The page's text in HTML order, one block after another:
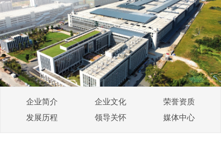
企业简介 企业文化
荣誉资质
发展历程
领导关怀 媒体中心